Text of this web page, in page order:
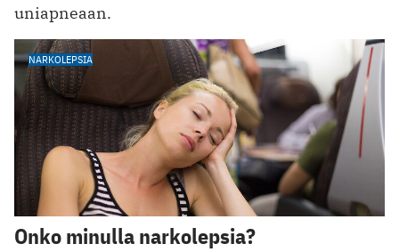
uniapneaan.
NARKOLEPSIA
Onko minulla narkolepsia?